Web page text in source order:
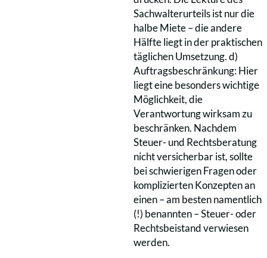
Sachwalterurteils ist nur die
halbe Miete – die andere
Hälfte liegt in der praktischen
täglichen Umsetzung. d)
Auftragsbeschränkung: Hier
liegt eine besonders wichtige
Möglichkeit, die
Verantwortung wirksam zu
beschränken. Nachdem
Steuer- und Rechtsberatung
nicht versicherbar ist, sollte
bei schwierigen Fragen oder
komplizierten Konzepten an
einen – am besten namentlich
(!) benannten – Steuer- oder
Rechtsbeistand verwiesen
werden.